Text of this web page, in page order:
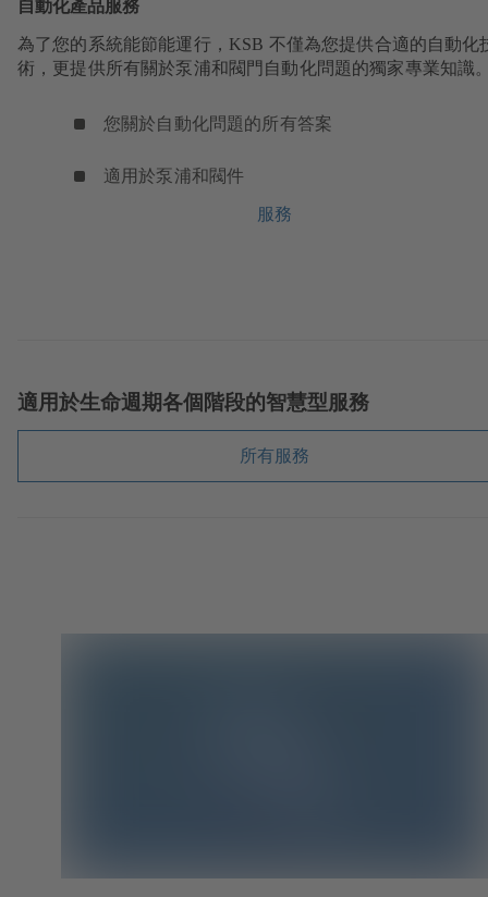
自動化產品服務
為了您的系統能節能運行，KSB 不僅為您提供合適的自動化
術，更提供所有關於泵浦和閥門自動化問題的獨家專業知識
您關於自動化問題的所有答案
適用於泵浦和閥件
服務
適用於生命週期各個階段的智慧型服務
所有服務